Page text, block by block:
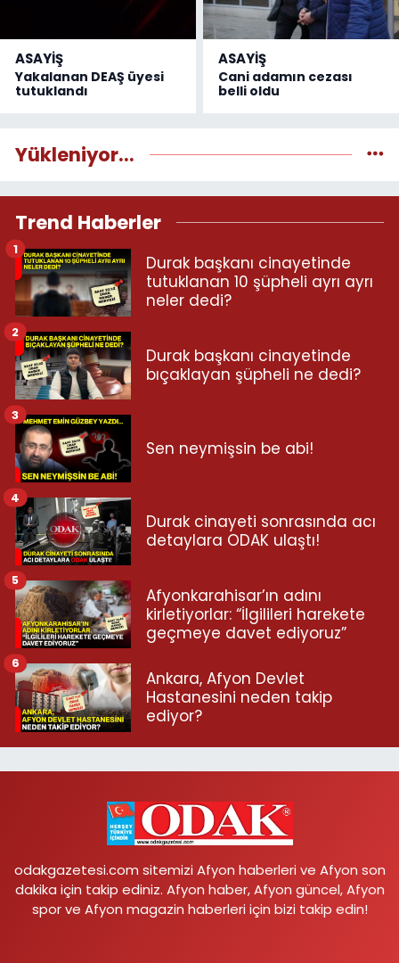
ASAYİŞ
Yakalanan DEAŞ üyesi
tutuklandı
ASAYİŞ
Cani adamın cezası
belli oldu
Yükleniyor...
Trend Haberler
Durak başkanı cinayetinde
tutuklanan 10 şüpheli ayrı ayrı
neler dedi?
1
Durak başkanı cinayetinde
bıçaklayan şüpheli ne dedi?
2
Sen neymişsin be abi!
3
Durak cinayeti sonrasında acı
detaylara ODAK ulaştı!
4
Afyonkarahisar’ın adını
kirletiyorlar: “İlgilileri harekete
geçmeye davet ediyoruz”
5
Ankara, Afyon Devlet
Hastanesini neden takip
ediyor?
6
odakgazetesi.com sitemizi Afyon haberleri ve Afyon son
dakika için takip ediniz. Afyon haber, Afyon güncel, Afyon
spor ve Afyon magazin haberleri için bizi takip edin!